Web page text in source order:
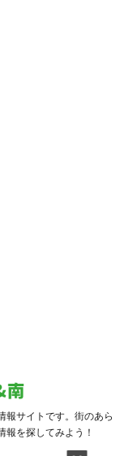
報サイトです。街のあら
を探してみよう！